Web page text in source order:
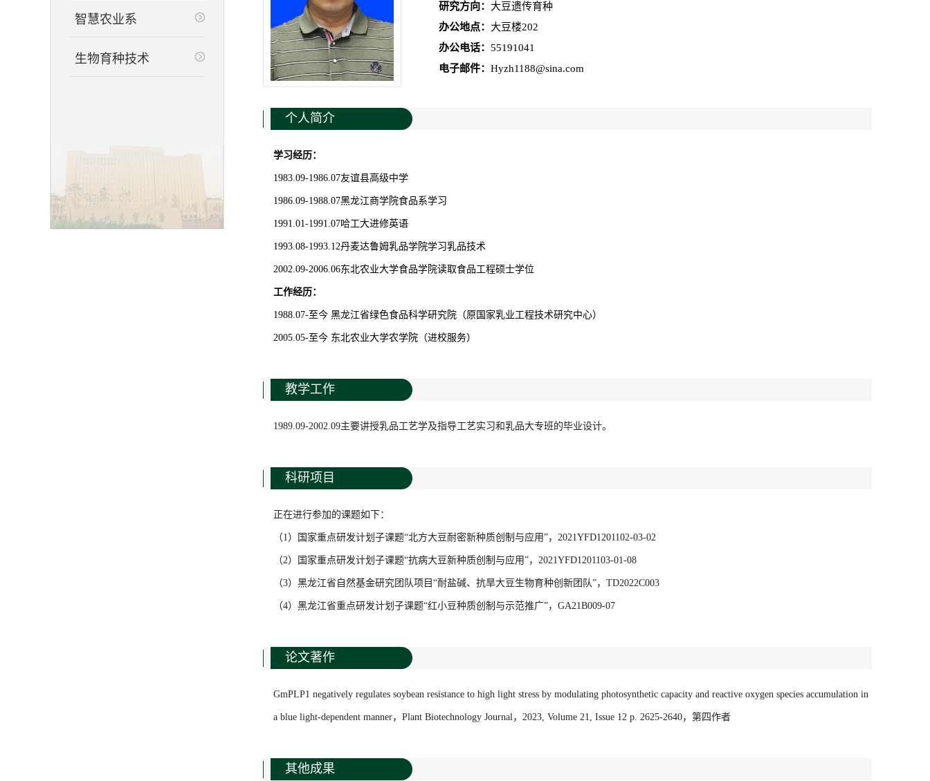
智慧农业系
生物育种技术
研究方向： 大豆遗传育种
办公地点： 大豆楼202
办公电话： 55191041
电子邮件： Hyzh1188@sina.com
个人简介
学习经历：
1983.09-1986.07友谊县高级中学
1986.09-1988.07黑龙江商学院食品系学习
1991.01-1991.07哈工大进修英语
1993.08-1993.12丹麦达鲁姆乳品学院学习乳品技术
2002.09-2006.06东北农业大学食品学院读取食品工程硕士学位
工作经历：
1988.07-至今 黑龙江省绿色食品科学研究院（原国家乳业工程技术研究中心）
2005.05-至今 东北农业大学农学院（进校服务）
教学工作
1989.09-2002.09主要讲授乳品工艺学及指导工艺实习和乳品大专班的毕业设计。
科研项目
正在进行参加的课题如下：
（1）国家重点研发计划子课题“北方大豆耐密新种质创制与应用”，2021YFD1201102-03-02
（2）国家重点研发计划子课题“抗病大豆新种质创制与应用”，2021YFD1201103-01-08
（3）黑龙江省自然基金研究团队项目“耐盐碱、抗旱大豆生物育种创新团队”，TD2022C003
（4）黑龙江省重点研发计划子课题“红小豆种质创制与示范推广”，GA21B009-07
论文著作
GmPLP1 negatively regulates soybean resistance to high light stress by modulating photosynthetic capacity and reactive oxygen species accumulation in
a blue light-dependent manner，Plant Biotechnology Journal，2023, Volume 21, Issue 12 p. 2625-2640，第四作者
其他成果